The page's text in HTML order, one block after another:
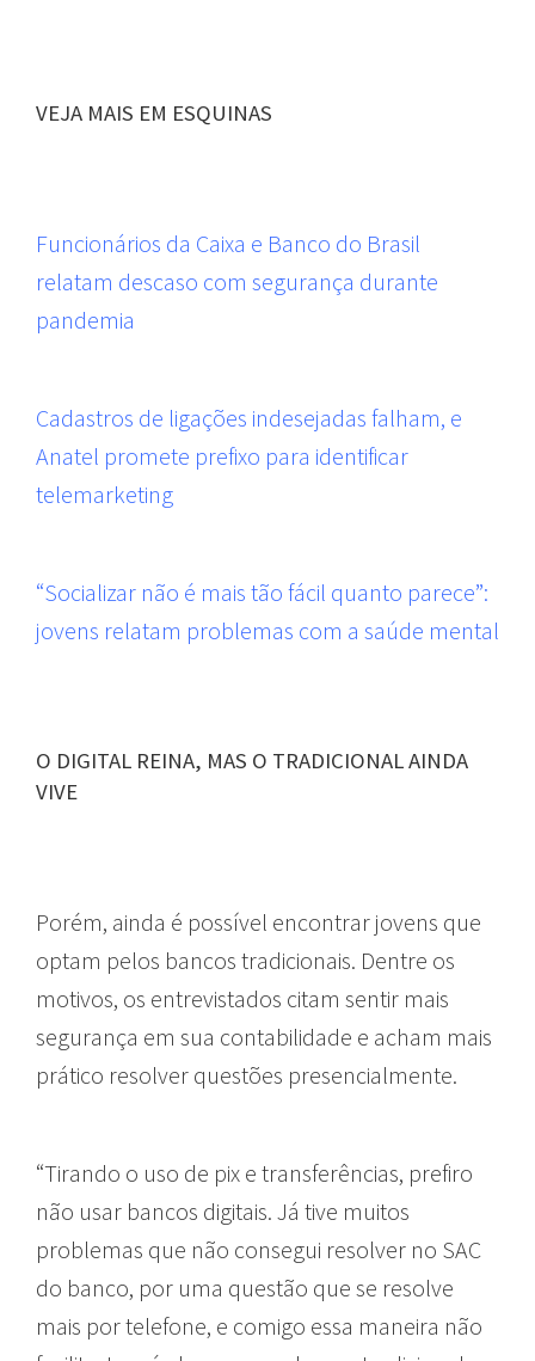
VEJA MAIS EM ESQUINAS
Funcionários da Caixa e Banco do Brasil
relatam descaso com segurança durante
pandemia
Cadastros de ligações indesejadas falham, e
Anatel promete prefixo para identificar
telemarketing
“Socializar não é mais tão fácil quanto parece”:
jovens relatam problemas com a saúde mental
O DIGITAL REINA, MAS O TRADICIONAL AINDA
VIVE
Porém, ainda é possível encontrar jovens que
optam pelos bancos tradicionais. Dentre os
motivos, os entrevistados citam sentir mais
segurança em sua contabilidade e acham mais
prático resolver questões presencialmente.
“Tirando o uso de pix e transferências, prefiro
não usar bancos digitais. Já tive muitos
problemas que não consegui resolver no SAC
do banco, por uma questão que se resolve
mais por telefone, e comigo essa maneira não